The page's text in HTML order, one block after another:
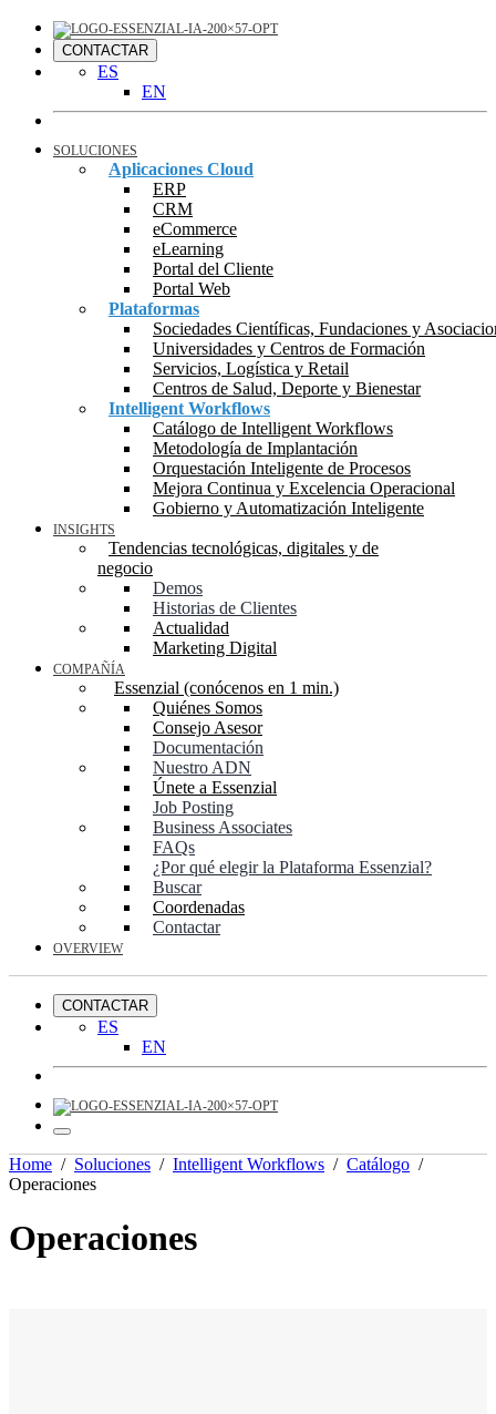
CONTACTAR
ES
EN
SOLUCIONES
Aplicaciones Cloud
ERP
CRM
eCommerce
eLearning
Portal del Cliente
Portal Web
Plataformas
Sociedades Científicas, Fundaciones y
Universidades y Centros de Formación
Servicios, Logística y Retail
Centros de Salud, Deporte y Bienestar
Intelligent Workflows
Catálogo de Intelligent Workflows
Metodología de Implantación
Orquestación Inteligente de Procesos
Mejora Continua y Excelencia Operacional
Gobierno y Automatización Inteligente
INSIGHTS
Tendencias tecnológicas, digitales y de
negocio
Demos
Historias de Clientes
Actualidad
Marketing Digital
COMPAÑÍA
Essenzial (conócenos en 1 min.)
Quiénes Somos
Consejo Asesor
Documentación
Nuestro ADN
Únete a Essenzial
Job Posting
Business Associates
FAQs
¿Por qué elegir la Plataforma Essenzial?
Buscar
Coordenadas
Contactar
OVERVIEW
CONTACTAR
ES
EN
Home / Soluciones / Intelligent Workflows / Catálogo /
Operaciones
Operaciones